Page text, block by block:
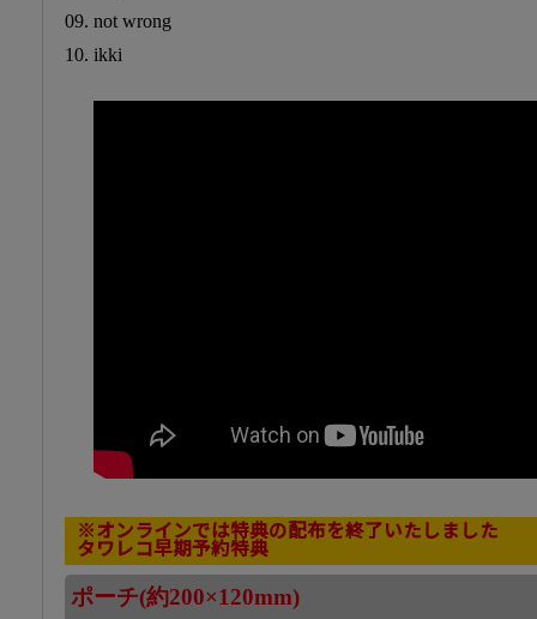
09. not wrong
10. ikki
※オンラインでは特典の配布を終了いたしました
タワレコ早期予約特典
ポーチ(約200×120mm)